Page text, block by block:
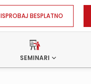
ISPROBAJ BESPLATNO
SEMINARI